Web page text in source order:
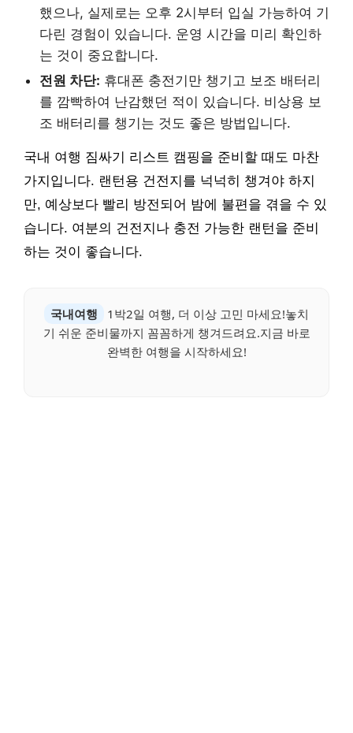
했으나, 실제로는 오후 2시부터 입실 가능하여 기
다린 경험이 있습니다. 운영 시간을 미리 확인하
는 것이 중요합니다.
전원 차단: 휴대폰 충전기만 챙기고 보조 배터리
를 깜빡하여 난감했던 적이 있습니다. 비상용 보
조 배터리를 챙기는 것도 좋은 방법입니다.
국내 여행 짐싸기 리스트 캠핑을 준비할 때도 마찬
가지입니다. 랜턴용 건전지를 넉넉히 챙겨야 하지
만, 예상보다 빨리 방전되어 밤에 불편을 겪을 수 있
습니다. 여분의 건전지나 충전 가능한 랜턴을 준비
하는 것이 좋습니다.
국내여행
1박2일 여행, 더 이상 고민 마세요!놓치
기 쉬운 준비물까지 꼼꼼하게 챙겨드려요.지금 바로
완벽한 여행을 시작하세요!